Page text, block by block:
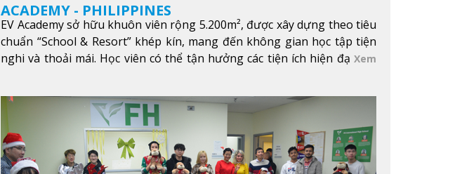
ACADEMY - PHILIPPINES
EV Academy sở hữu khuôn viên rộng 5.200m², được xây dựng theo tiêu
chuẩn “School & Resort” khép kín, mang đến không gian học tập tiện
nghi và thoải mái. Học viên có thể tận hưởng các tiện ích hiện đạ Xem